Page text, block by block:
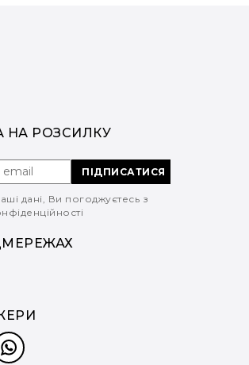
НА РОЗСИЛКУ
ПІДПИСАТИСЯ
дані, Ви погоджуєтесь з